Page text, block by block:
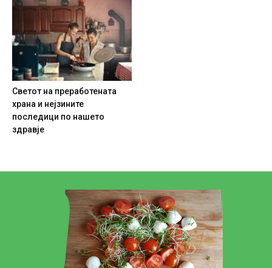
Светот на преработената
храна и нејзините
последици по нашето
здравје